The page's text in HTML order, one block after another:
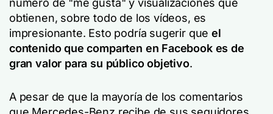
número de "me gusta" y visualizaciones que
obtienen, sobre todo de los vídeos, es
impresionante. Esto podría sugerir que el
contenido que comparten en Facebook es de
gran valor para su público objetivo.
A pesar de que la mayoría de los comentarios